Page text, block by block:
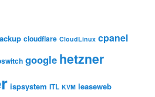
cloudflare CloudLinux cpanel
google hetzner
ispsystem ITL KVM leaseweb